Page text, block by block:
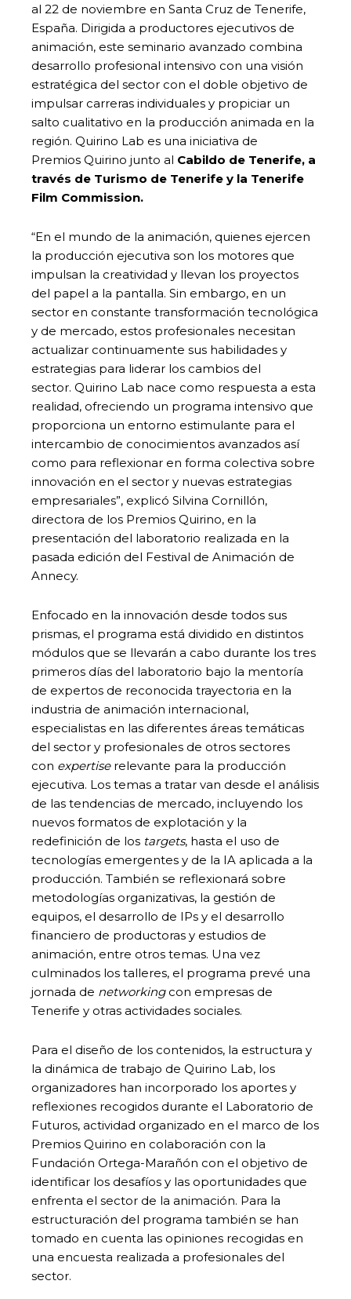
al 22 de noviembre en Santa Cruz de Tenerife,
España. Dirigida a productores ejecutivos de
animación, este seminario avanzado combina
desarrollo profesional intensivo con una visión
estratégica del sector con el doble objetivo de
impulsar carreras individuales y propiciar un
salto cualitativo en la producción animada en la
región. Quirino Lab es una iniciativa de
Premios Quirino junto al Cabildo de Tenerife, a
través de Turismo de Tenerife y la Tenerife
Film Commission.
“En el mundo de la animación, quienes ejercen
la producción ejecutiva son los motores que
impulsan la creatividad y llevan los proyectos
del papel a la pantalla. Sin embargo, en un
sector en constante transformación tecnológica
y de mercado, estos profesionales necesitan
actualizar continuamente sus habilidades y
estrategias para liderar los cambios del
sector. Quirino Lab nace como respuesta a esta
realidad, ofreciendo un programa intensivo que
proporciona un entorno estimulante para el
intercambio de conocimientos avanzados así
como para reflexionar en forma colectiva sobre
innovación en el sector y nuevas estrategias
empresariales”, explicó Silvina Cornillón,
directora de los Premios Quirino, en la
presentación del laboratorio realizada en la
pasada edición del Festival de Animación de
Annecy.
Enfocado en la innovación desde todos sus
prismas, el programa está dividido en distintos
módulos que se llevarán a cabo durante los tres
primeros días del laboratorio bajo la mentoría
de expertos de reconocida trayectoria en la
industria de animación internacional,
especialistas en las diferentes áreas temáticas
del sector y profesionales de otros sectores
con expertise relevante para la producción
ejecutiva. Los temas a tratar van desde el análisis
de las tendencias de mercado, incluyendo los
nuevos formatos de explotación y la
redefinición de los targets, hasta el uso de
tecnologías emergentes y de la IA aplicada a la
producción. También se reflexionará sobre
metodologías organizativas, la gestión de
equipos, el desarrollo de IPs y el desarrollo
financiero de productoras y estudios de
animación, entre otros temas. Una vez
culminados los talleres, el programa prevé una
jornada de networkingcon empresas de
Tenerife y otras actividades sociales.
Para el diseño de los contenidos, la estructura y
la dinámica de trabajo de Quirino Lab, los
organizadores han incorporado los aportes y
reflexiones recogidos durante el Laboratorio de
Futuros, actividad organizado en el marco de los
Premios Quirino en colaboración con la
Fundación Ortega-Marañón con el objetivo de
identificar los desafíos y las oportunidades que
enfrenta el sector de la animación. Para la
estructuración del programa también se han
tomado en cuenta las opiniones recogidas en
una encuesta realizada a profesionales del
sector.